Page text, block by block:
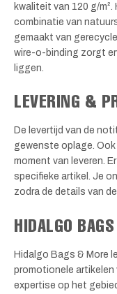
kwaliteit van 120 g/
combinatie van
gemaakt van
wire-o-binding zorgt
liggen.
LEVERING &
De levertijd van de
gewenste oplage.
moment van leveren.
specifieke artikel. Je
zodra de details van
HIDALGO
Hidalgo Bags & More
promotionele artikelen
expertise op het